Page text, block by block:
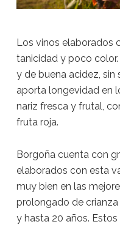
Los vinos elaborados
tanicidad y poco
y de buena acidez, sin
aporta longevidad en
nariz fresca y frutal,
fruta roja.
Borgoña cuenta con
elaborados con esta
muy bien en las
prolongado de
y hasta 20 años.